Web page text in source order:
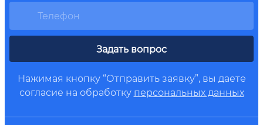
Задать вопрос
Нажимая кнопку “Отправить заявку”, вы даете
согласие на обработку персональных данных